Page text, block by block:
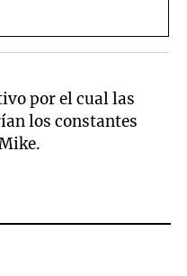
por el cual las
los constantes